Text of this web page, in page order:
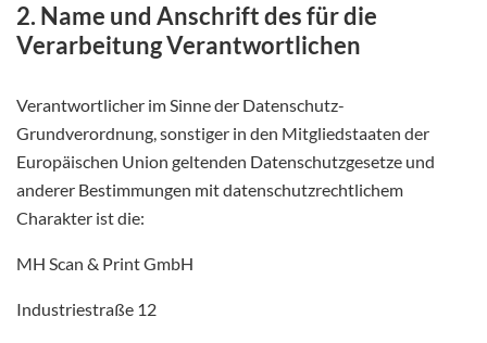
2. Name und Anschrift des für die
Verarbeitung Verantwortlichen
Verantwortlicher im Sinne der Datenschutz-
Grundverordnung, sonstiger in den Mitgliedstaaten der
Europäischen Union geltenden Datenschutzgesetze und
anderer Bestimmungen mit datenschutzrechtlichem
Charakter ist die:
MH Scan & Print GmbH
Industriestraße 12